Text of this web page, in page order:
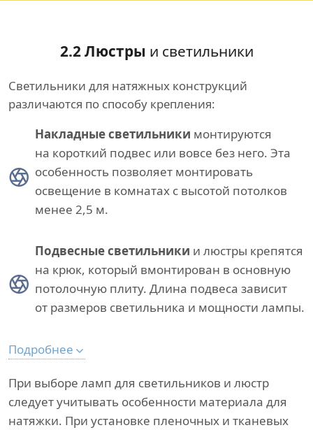
2.2 Люстры и светильники
Светильники для натяжных конструкций
различаются по способу крепления:
Накладные светильники монтируются
на короткий подвес или вовсе без него. Эта
особенность позволяет монтировать
освещение в комнатах с высотой потолков
менее 2,5 м.
Подвесные светильники и люстры крепятся
на крюк, который вмонтирован в основную
потолочную плиту. Длина подвеса зависит
от размеров светильника и мощности лампы.
Подробнее
При выборе ламп для светильников и люстр
следует учитывать особенности материала для
натяжки. При установке пленочных и тканевых